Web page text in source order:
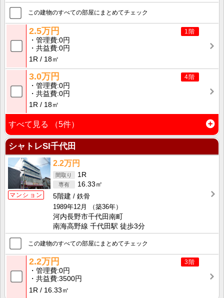
この建物のすべての部屋にまとめてチェック
1階
2.5万円
管理費 0円
共益費 0円
1R
18㎡
4階
3.0万円
管理費 0円
共益費 0円
1R
18㎡
すべて見る （5件）
シャトレSI千代田
マンション
2.2万円
1R
16.33㎡
5階建
鉄骨
1989年12月
（築36年）
河内長野市千代田南町
南海高野線 千代田駅 徒歩3分
この建物のすべての部屋にまとめてチェック
3階
2.2万円
管理費 0円
共益費 3500円
1R
16.33㎡